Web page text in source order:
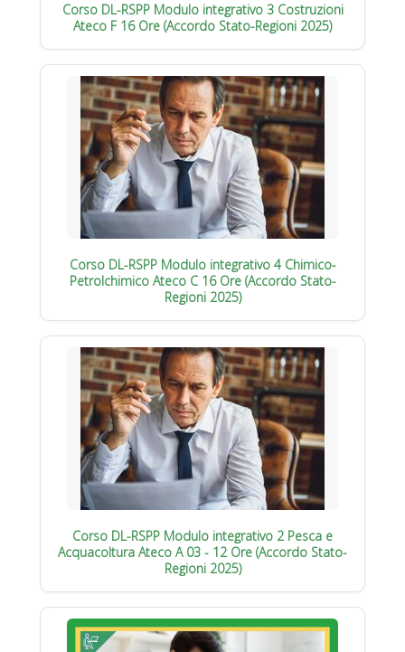
Corso DL-RSPP Modulo integrativo 3 Costruzioni
Ateco F 16 Ore (Accordo Stato-Regioni 2025)
Corso DL-RSPP Modulo integrativo 4 Chimico-
Petrolchimico Ateco C 16 Ore (Accordo Stato-
Regioni 2025)
Corso DL-RSPP Modulo integrativo 2 Pesca e
Acquacoltura Ateco A 03 - 12 Ore (Accordo Stato-
Regioni 2025)